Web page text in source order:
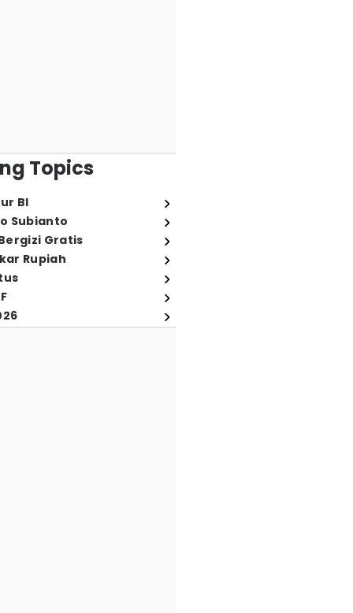
Topics
BI
Subianto
Gratis
Rupiah